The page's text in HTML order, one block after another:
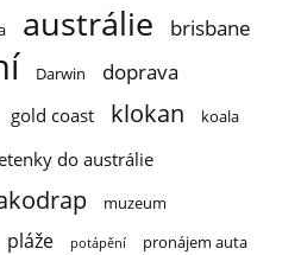
austrálie brisbane
Darwin doprava
gold coast klokan koala
do austrálie
muzeum
pláže potápění pronájem auta